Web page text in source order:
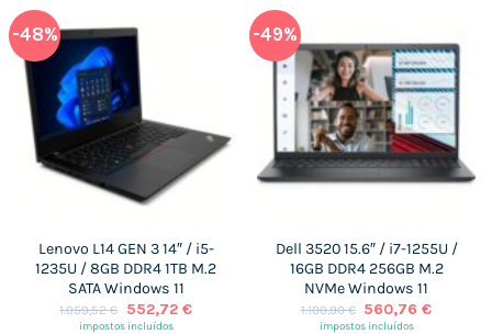
-48%
Lenovo L14 GEN 3 14″ / i5-
1235U / 8GB DDR4 1TB M.2
SATA Windows 11
1.059,52€
O
preço
552,72 €O
impostos incluídos
-49%
Dell 3520 15.6″ / i7-1255U /
16GB DDR4 256GB M.2
NVMe Windows 11
1.100,90€ O
preço
560,76€O
impostos incluídos